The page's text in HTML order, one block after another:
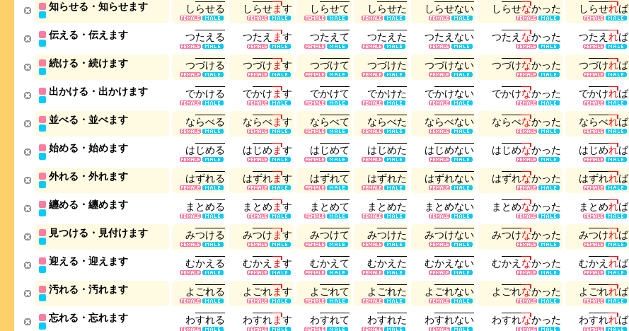
知らせる・知らせます し らせる し らせます し らせて し らせた し らせない し らせなかった し らせれば
伝える・伝えます つたえ る つたえ ます つたえ て つたえ た つたえ ない つたえ なかった つたえ れば
続ける・続けます つづける つづけ ます つづけて つづけた つづけない つづけなかった つづければ
出かける・出かけます でかける でかけ ます でかけて でかけた でかけない でかけなかった でかければ
並べる・並べます ならべる ならべます ならべて ならべた ならべない ならべなかった ならべれば
始める・始めます は じめる は じめ ます は じめて は じめた は じめない は じめなかった は じめれば
外れる・外れます はずれる はずれます はずれて はずれた はずれない はずれなかった はずれれば
纏める・纏めます ま とめる ま とめ ます ま とめて ま とめた ま とめない ま とめなかった ま とめれば
見つける・見付けます みつける みつけ ます みつけて みつけた みつけない みつけなかった みつければ
迎える・迎えます むかえ る むかえ ます むかえ て むかえ た むかえ ない むかえ なかった むかえ れば
汚れる・汚れます よ ごれる よ ごれます よ ごれて よ ごれた よ ごれない よ ごれなかった よ ごれれば
忘れる・忘れます わすれる わすれます わすれて わすれた わすれない わすれなかった わすれれば